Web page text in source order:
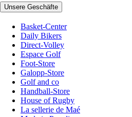
Unsere Geschäfte
Basket-Center
Daily Bikers
Direct-Volley
Espace Golf
Foot-Store
Galopp-Store
Golf and co
Handball-Store
House of Rugby
La sellerie de Maé